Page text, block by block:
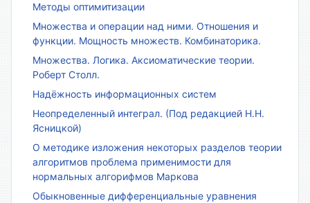
Методы оптимитизации
Множества и операции над ними. Отношения и
функции. Мощность множеств. Комбинаторика.
Множества. Логика. Аксиоматические теории.
Роберт Столл.
Надёжность информационных систем
Неопределенный интеграл. (Под редакцией Н.Н.
Ясницкой)
О методике изложения некоторых разделов теории
алгоритмов проблема применимости для
нормальных алгорифмов Маркова
Обыкновенные дифференциальные уравнения